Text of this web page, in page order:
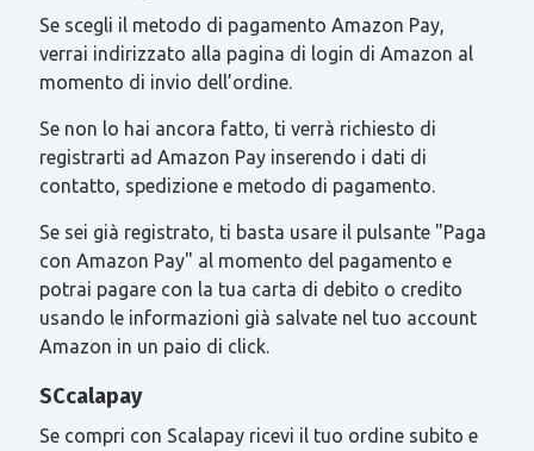
Se scegli il metodo di pagamento Amazon Pay,
verrai indirizzato alla pagina di login di Amazon al
momento di invio dell’ordine.
Se non lo hai ancora fatto, ti verrà richiesto di
registrarti ad Amazon Pay inserendo i dati di
contatto, spedizione e metodo di pagamento.
Se sei già registrato, ti basta usare il pulsante "Paga
con Amazon Pay" al momento del pagamento e
potrai pagare con la tua carta di debito o credito
usando le informazioni già salvate nel tuo account
Amazon in un paio di click.
SCcalapay
Se compri con Scalapay ricevi il tuo ordine subito e